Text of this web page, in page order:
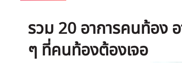
รวม 20 อาการคนท้อง
ๆ ที่คนท้องต้องเจอ